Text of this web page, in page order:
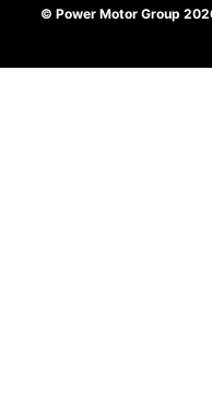
© Power Motor Group